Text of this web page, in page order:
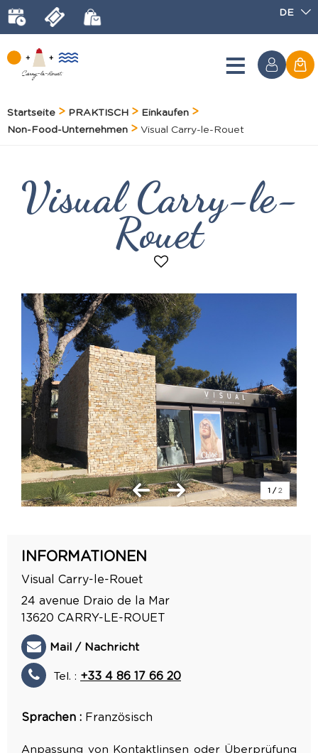
DE
Startseite PRAKTISCH
Einkaufen
Non-Food-Unternehmen
Visual Carry-le-Rouet
Visual Carry-le-
Rouet
1 /2
INFORMATIONEN
Visual Carry-le-Rouet
24 avenue Draio de la Mar
13620 CARRY-LE-ROUET
Mail / Nachricht
Tel. : +33 4 86 17 66 20
Sprachen : Französisch
Anpassung von Kontaktlinsen oder Überprüfung